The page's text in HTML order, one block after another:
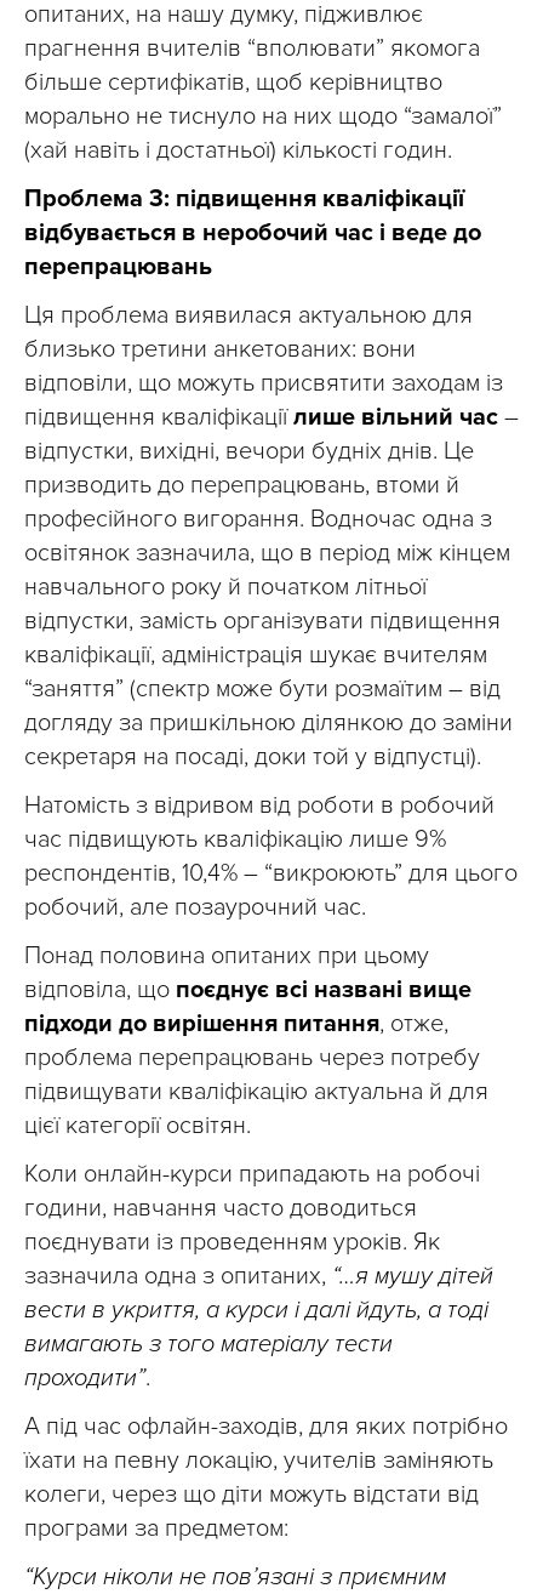
опитаних, на нашу думку, підживлює
прагнення вчителів “вполювати” якомога
більше сертифікатів, щоб керівництво
морально не тиснуло на них щодо “замалої”
(хай навіть і достатньої) кількості годин.
Проблема 3: підвищення кваліфікації
відбувається в неробочий час і веде до
перепрацювань
Ця проблема виявилася актуальною для
близько третини анкетованих: вони
відповіли, що можуть присвятити заходам із
підвищення кваліфікаціїлише вільний час –
відпустки, вихідні, вечори будніх днів. Це
призводить до перепрацювань, втоми й
професійного вигорання. Водночас одна з
освітянок зазначила, що в період між кінцем
навчального року й початком літньої
відпустки, замість організувати підвищення
кваліфікації, адміністрація шукає вчителям
“заняття” (спектр може бути розмаїтим – від
догляду за пришкільною ділянкою до заміни
секретаря на посаді, доки той у відпустці).
Натомість з відривом від роботи в робочий
час підвищують кваліфікацію лише 9%
респондентів, 10,4% – “викроюють” для цього
робочий, але позаурочний час.
Понад половина опитаних при цьому
відповіла, що поєднує всі названі вище
підходи до вирішення питання, отже,
проблема перепрацювань через потребу
підвищувати кваліфікацію актуальна й для
цієї категорії освітян.
Коли онлайн-курси припадають на робочі
години, навчання часто доводиться
поєднувати із проведенням уроків. Як
зазначила одна з опитаних, “…я мушу дітей
вести в укриття, а курси і далі йдуть, а тоді
вимагають з того матеріалу тести
проходити”.
А під час офлайн-заходів, для яких потрібно
їхати на певну локацію, учителів заміняють
колеги, через що діти можуть відстати від
програми за предметом:
“Курси ніколи не пов’язані з приємним